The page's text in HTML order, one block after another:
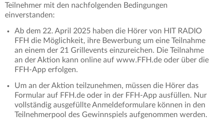
Teilnehmer mit den nachfolgenden Bedingungen
einverstanden:
Ab dem 22. April 2025 haben die Hörer von HIT RADIO
FFH die Möglichkeit, ihre Bewerbung um eine Teilnahme
an einem der 21 Grillevents einzureichen. Die Teilnahme
an der Aktion kann online auf www.FFH.de oder über die
FFH-App erfolgen.
Um an der Aktion teilzunehmen, müssen die Hörer das
Formular auf FFH.de oder in der FFH-App ausfüllen. Nur
vollständig ausgefüllte Anmeldeformulare können in den
Teilnehmerpool des Gewinnspiels aufgenommen werden.